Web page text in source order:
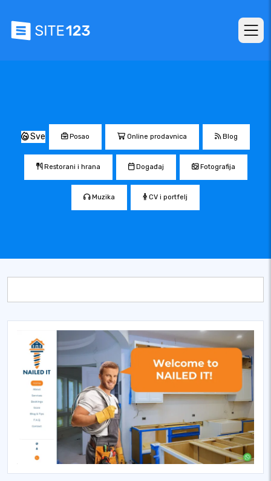
Sve Posao Online prodavnica Blog
Restorani i hrana Događaj Fotografija
Muzika CV i portfelj